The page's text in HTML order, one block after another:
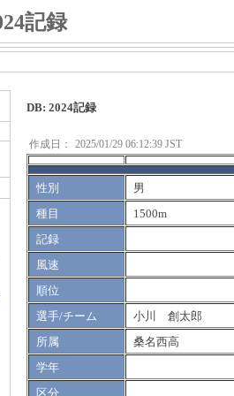
記録
DB: 2024記録
作成日： 2025/01/29 06:12:39 JST
性別
男
種目
1500m
記録
風速
順位
選手/チーム
小川 創太郎
所属
桑名西高
学年
区分